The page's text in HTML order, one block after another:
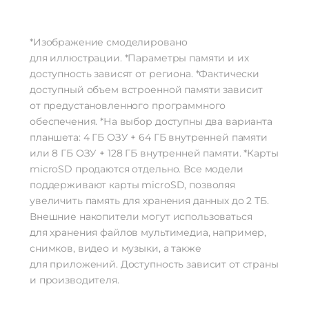
*Изображение смоделировано
для иллюстрации. *Параметры памяти и их
доступность зависят от региона. *Фактически
доступный объем встроенной памяти зависит
от предустановленного программного
обеспечения. *На выбор доступны два варианта
планшета: 4 ГБ ОЗУ + 64 ГБ внутренней памяти
или 8 ГБ ОЗУ + 128 ГБ внутренней памяти. *Карты
microSD продаются отдельно. Все модели
поддерживают карты microSD, позволяя
увеличить память для хранения данных до 2 ТБ.
Внешние накопители могут использоваться
для хранения файлов мультимедиа, например,
снимков, видео и музыки, а также
для приложений. Доступность зависит от страны
и производителя.